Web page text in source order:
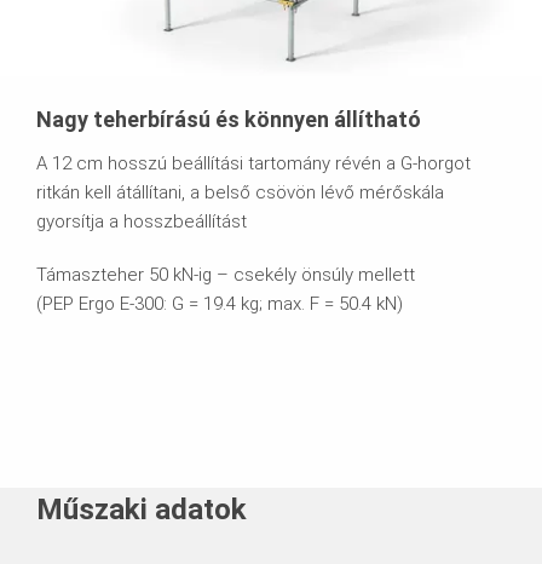
Nagy teherbírású és könnyen állítható
A 12 cm hosszú beállítási tartomány révén a G-horgot
ritkán kell átállítani, a belső csövön lévő mérőskála
gyorsítja a hosszbeállítást
Támaszteher 50 kN-ig – csekély önsúly mellett
(PEP Ergo E-300: G = 19.4 kg; max. F = 50.4 kN)
Műszaki adatok